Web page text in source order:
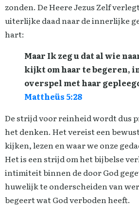
zonden. De Heere Jezus Zelf
uiterlijke daad naar de innerlijke
hart:
Maar Ik zeg u dat al wie
kijkt om haar te begeren,
overspel met haar
Mattheüs 5:28
De strijd voor reinheid wordt dus
het denken. Het vereist een
kijken, lezen en waar we onze
Het is een strijd om het bijbelse
intimiteit binnen de door God
huwelijk te onderscheiden van
begeert wat God verboden heeft.